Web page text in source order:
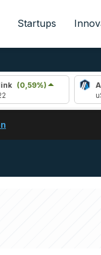
Startups
Arbitrum
TRADE DE